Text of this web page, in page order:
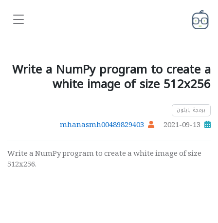
Write a NumPy program to create a
white image of size 512x256
برمجة بايثون
2021-09-13
mhanasmh00489829403
Write a NumPy program to create a white image of size
512x256.